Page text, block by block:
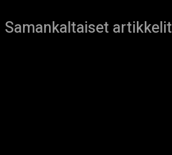
Samankaltaiset artikkelit